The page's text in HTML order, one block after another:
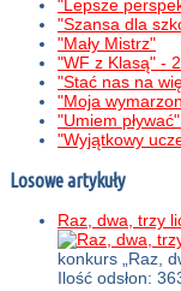
"Lepsze
"Szansa dla
"Mały Mistrz"
"WF z Klasą" -
"Stać nas na
"Moja
"Umiem
"Wyjątkowy
Losowe artykuły
Raz, dwa, trzy
konkurs „Raz,
Ilość odsłon: